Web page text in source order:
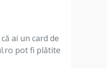
ai un card de
pot fi plătite